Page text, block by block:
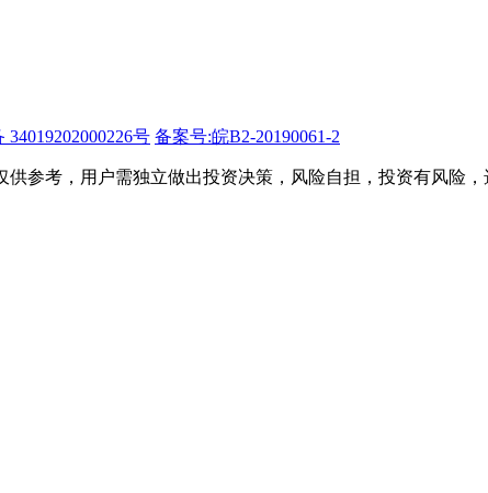
34019202000226号 备案号:皖B2-20190061-2
参考，用户需独立做出投资决策，风险自担，投资有风险，